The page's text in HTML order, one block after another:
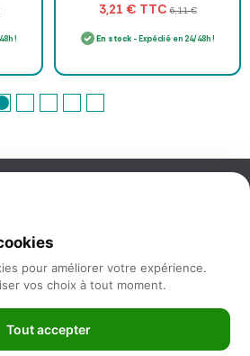
!
3,21 € TTC 6,11 €
En stock- Expédié en 24/48h !
pour améliorer votre expérience.
vos choix à tout moment.
Tout accepter